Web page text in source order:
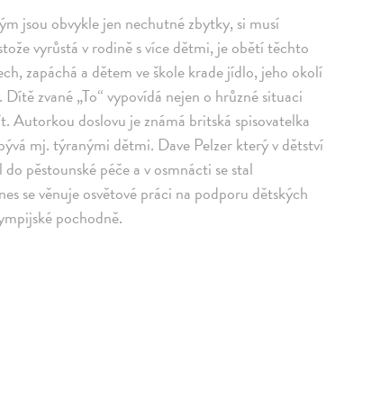
jsou obvykle jen nechutné zbytky, si musí
vyrůstá v rodině s více dětmi, je obětí těchto
zapáchá a dětem ve škole krade jídlo, jeho okolí
zvané „To“ vypovídá nejen o hrůzné situaci
Autorkou doslovu je známá britská spisovatelka
mj. týranými dětmi. Dave Pelzer který v dětství
pěstounské péče a v osmnácti se stal
se věnuje osvětové práci na podporu dětských
pochodně.